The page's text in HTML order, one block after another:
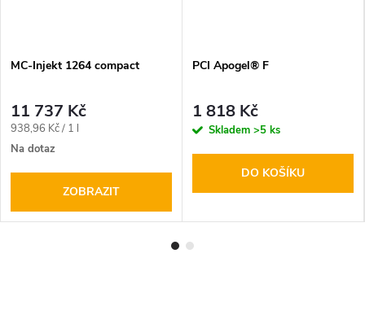
MC-Injekt 1264 compact
11 737 Kč
Měrná
cena:
938,96 Kč / 1 l
Na dotaz
ZOBRAZIT
PCI Apogel® F
1 818 Kč
Skladem >5 ks
DO KOŠÍKU